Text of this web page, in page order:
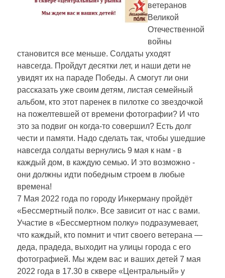
ветеранов
Великой
Отечественной
войны
становится все меньше. Солдаты уходят
навсегда. Пройдут десятки лет, и наши дети не
увидят их на параде Победы. А смогут ли они
рассказать уже своим детям, листая семейный
альбом, кто этот паренек в пилотке со звездочкой
на пожелтевшей от времени фотографии? И что
это за подвиг он когда-то совершил? Есть долг
чести и памяти. Надо сделать так, чтобы ушедшие
навсегда солдаты вернулись 9 мая к нам - в
каждый дом, в каждую семью. И это возможно -
они должны идти победным строем в любые
времена!
7 Мая 2022 года по городу Инкерману пройдёт
«Бессмертный полк». Все зависит от нас с вами.
Участие в «Бессмертном полку» подразумевает,
что каждый, кто помнит и чтит своего ветерана —
деда, прадеда, выходит на улицы города с его
фотографией. Мы ждем вас и ваших детей 7 мая
2022 года в 17.30 в сквере «Центральный» у